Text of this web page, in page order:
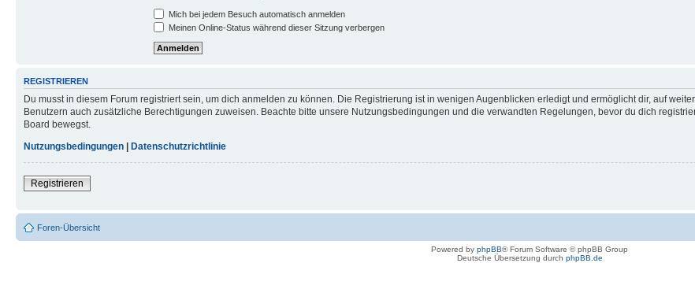
Mich bei jedem Besuch automatisch anmelden
Meinen Online-Status während dieser Sitzung verbergen
REGISTRIEREN
Du musst in diesem Forum registriert sein, um dich anmelden zu können. Die Registrierung ist in wenigen Augenblicken erledigt und ermöglicht dir, auf
Benutzern auch zusätzliche Berechtigungen zuweisen. Beachte bitte unsere Nutzungsbedingungen und die verwandten Regelungen, bevor du dich
Board bewegst.
Nutzungsbedingungen
Datenschutzrichtlinie
Registrieren
Foren-Übersicht
Powered by phpBB® Forum Software © phpBB Group
Deutsche Übersetzung durch phpBB.de